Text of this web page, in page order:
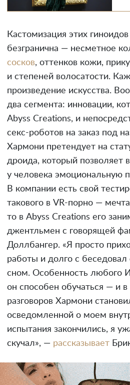
Кастомизация этих
безгранична — несметное
сосков, оттенков кожи,
и степеней волосатости.
произведение искусства.
два сегмента: инновации,
Abyss Creations, и
секс-роботов на заказ под
Хармони претендует на
дроида, который позволяет
у человека эмоциональную
В компании есть свой
такового в VR-порно —
то в Abyss Creations его
джентльмен с говорящей
Доллбангер. «Я просто
работы и долго с
сном. Особенность любого
он способен обучаться — и
разговоров Хармони
осведомленной о моем
испытания закончились, я
скучал», — рассказывает